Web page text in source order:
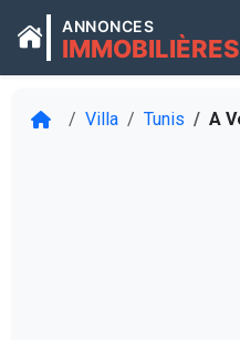
ANNONCES
IMMOBILIÈRES
Villa Tunis